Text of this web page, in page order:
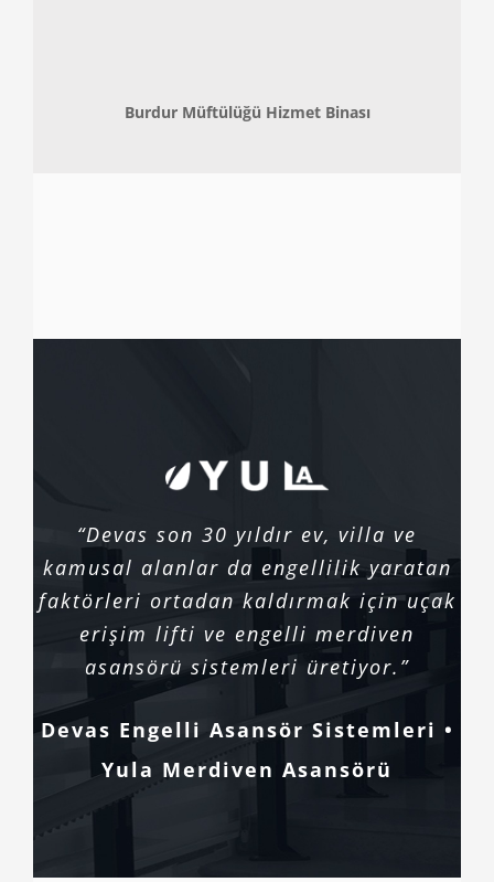
Burdur Müftülüğü Hizmet Binası
“Devas son 30 yıldır ev, villa ve
kamusal alanlar da engellilik yaratan
faktörleri ortadan kaldırmak için uçak
erişim lifti ve engelli merdiven
asansörü sistemleri üretiyor.”
Devas Engelli Asansör Sistemleri •
Yula Merdiven Asansörü